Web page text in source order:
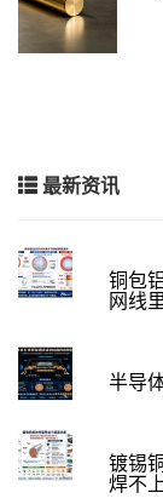
最新资讯
铜包
网线
半导
镀锡
焊不